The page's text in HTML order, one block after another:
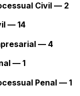
Civil — 2
— 14
— 4
— 1
Penal — 1